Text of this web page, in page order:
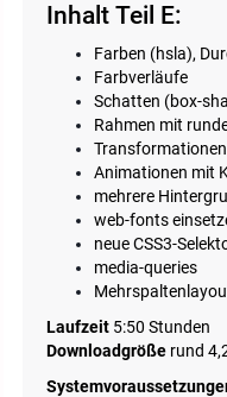
Inhalt Teil E:
Farben (hsla),
Farbverläufe
Schatten (box-
Rahmen mit
Transformationen
Animationen mit
mehrere
web-fonts
neue CSS3-
media-queries
Laufzeit 5:50 Stunden
Downloadgröße rund